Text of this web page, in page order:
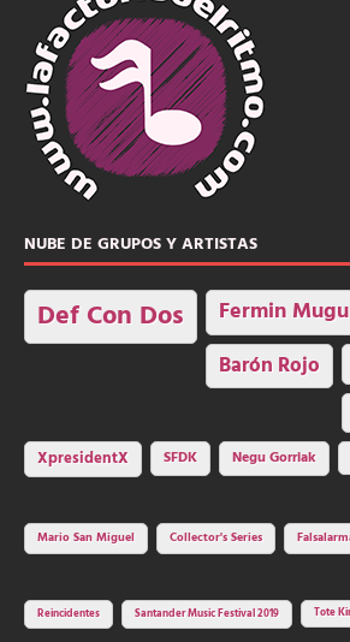
NUBE DE GRUPOS Y ARTISTAS
Def Con Dos Fermin
Barón Rojo
XpresidentX SFDK Negu Gorriak
Mario San Miguel
Collector's Series
Reincidentes Santander Music Festival 2019 Tote